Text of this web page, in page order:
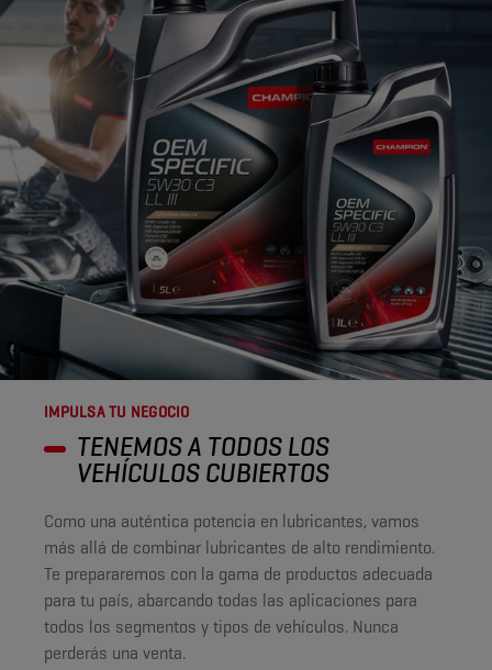
IMPULSA TU NEGOCIO
TENEMOS A TODOS LOS
VEHÍCULOS CUBIERTOS
Como una auténtica potencia en lubricantes, vamos
más allá de combinar lubricantes de alto rendimiento.
Te prepararemos con la gama de productos adecuada
para tu país, abarcando todas las aplicaciones para
todos los segmentos y tipos de vehículos. Nunca
perderás una venta.